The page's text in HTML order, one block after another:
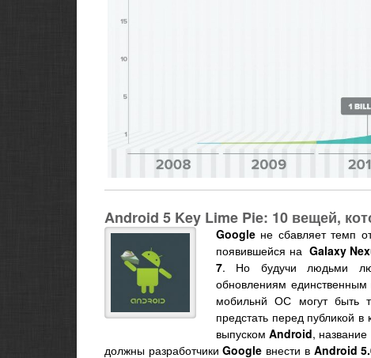
Android 5 Key Lime Pie: 10 вещей,
Google не сбавляет темп
появившейся на Galaxy
7. Но будучи людьми
обновлениям
мобильнй ОС могут быть
предстать перед публикой
выпускомAndroid, название
должны разработчикиGoogle внести в Android